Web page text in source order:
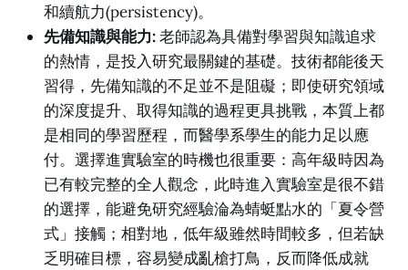
和續航力(persistency)。
先備知識與能力:老師認為具備對學習與知識追求
的熱情，是投入研究最關鍵的基礎。技術都能後天
習得，先備知識的不足並不是阻礙；即使研究領域
的深度提升、取得知識的過程更具挑戰，本質上都
是相同的學習歷程，而醫學系學生的能力足以應
付。選擇進實驗室的時機也很重要：高年級時因為
已有較完整的全人觀念，此時進入實驗室是很不錯
的選擇，能避免研究經驗淪為蜻蜓點水的「夏令營
式」接觸；相對地，低年級雖然時間較多，但若缺
乏明確目標，容易變成亂槍打鳥，反而降低成就